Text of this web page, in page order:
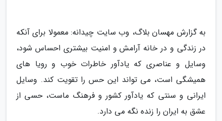
به گزارش مهسان بلاگ، وب سایت چیدانه: معمولا برای آنکه
در زندگی و در خانه آرامش و امنیت بیشتری احساس شود،
وسایل و عناصری که یادآور خاطرات خوب و رویا های
همیشگی است، می تواند این حس را تقویت کند. وسایل
ایرانی و سنتی که یادآور کشور و فرهنگ ماست، حسی از
عشق به ایران را زنده نگه می دارد.